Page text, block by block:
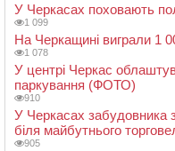
У Черкасах поховають
1 099
На Черкащині виграли 1
1 078
У центрі Черкас
паркування (ФОТО)
910
У Черкасах забудовника
біля майбутнього
905